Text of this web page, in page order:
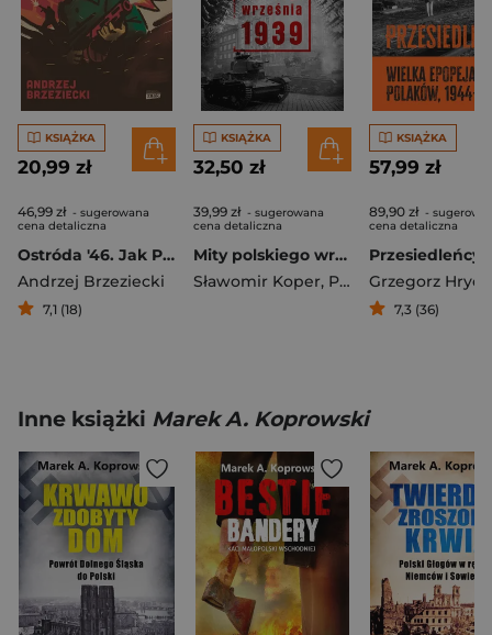
KSIĄŻKA
20,99 zł
46,99 zł - sugerowana
cena detaliczna
Ostróda '46. Jak Polacy Sowietów gromili
Andrzej Brzeziecki
7,1 (18)
KSIĄŻKA
32,50 zł
39,99 zł - sugerowana
cena detaliczna
Mity polskiego września 1939
Sławomir Koper, Pawłowski Tymoteusz
KSIĄŻKA
57,99 zł
89,90 zł -
cena detaliczna
Grzegorz
7,3 (36)
Inne książki Marek A. Koprowski